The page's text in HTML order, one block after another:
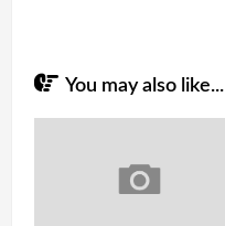
You may also like...